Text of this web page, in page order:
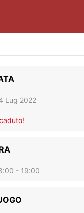
Lug 2022
- 19:00